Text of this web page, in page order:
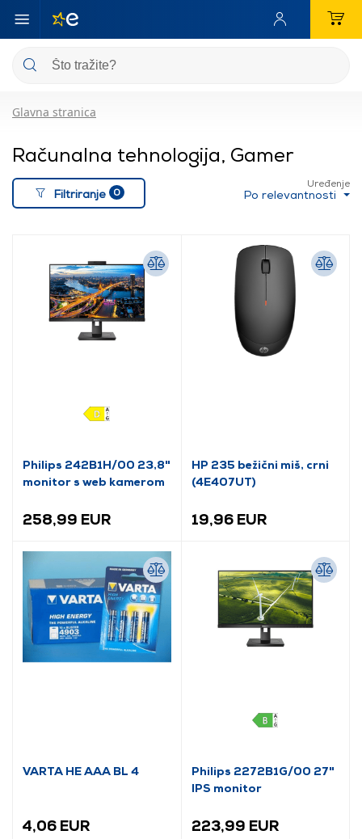
Glavna stranica
Računalna tehnologija, Gamer
Filtriranje 0
Uređenje
Po relevantnosti
Philips 242B1H/00 23,8"
monitor s web kamerom
258,99 EUR
HP 235 bežični miš, crni
(4E407UT)
19,96 EUR
VARTA HE AAA BL 4
4,06 EUR
Philips 2272B1G/00 27"
IPS monitor
223,99 EUR